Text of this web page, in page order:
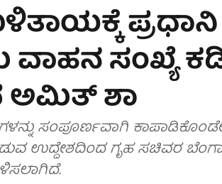
ವಾಹನ ಸಂಖ್ಯೆ
ಅಮಿತ್ ಶಾ
ಸಂಪೂರ್ಣವಾಗಿ
ಉದ್ದೇಶದಿಂದ ಗೃಹ ಸಚಿವರ